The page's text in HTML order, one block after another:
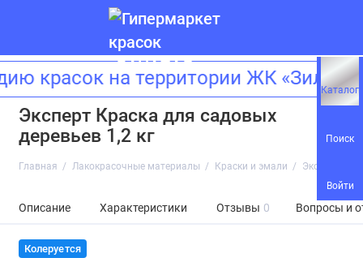
Каталог
Поиск
Войти
красок на территории ЖК
Эксперт Краска для садовых
деревьев 1,2 кг
Главная Лакокрасочные материалы Краски и эмали Эксперт
Описание Характеристики Отзывы 0 Вопросы и
Колеруется